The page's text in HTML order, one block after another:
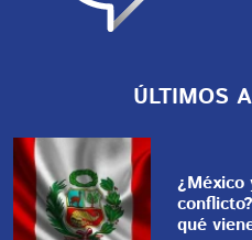
ÚLTIMOS
¿México
qué